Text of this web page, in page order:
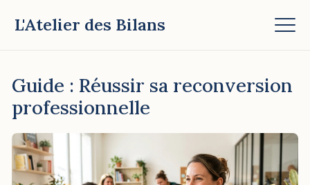
L'Atelier des Bilans
Guide : Réussir sa reconversion
professionnelle